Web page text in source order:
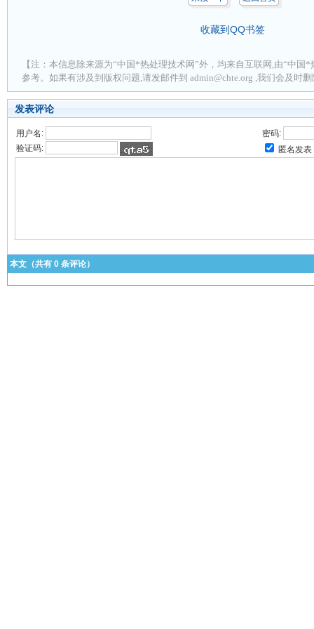
收藏到QQ书签
【注：本信息除来源为“中国*热处理技术网”外，均来自互联网,由“中国
参考。如果有涉及到版权问题,请发邮件到 admin@chte.org ,我们会及时
发表评论
用户名:
密码:
验证码:
匿名发表
本文（共有 0 条评论）